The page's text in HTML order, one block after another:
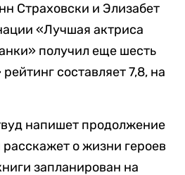
Страховски и Элизабет
«Лучшая актриса
получил еще шесть
составляет 7,8, на
напишет продолжение
о жизни героев
запланирован на